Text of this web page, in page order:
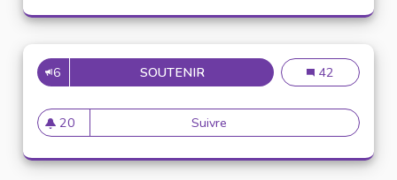
6 SOUTENIRDÉCONSTRUIRE LESDéconstruire
42
20
20 abonnés
Suivre Déconstruire les